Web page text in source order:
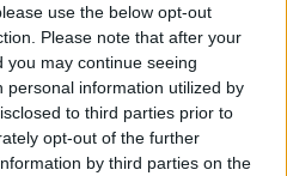
use the below opt-out
Please note that after your
may continue seeing
personal information utilized by
to third parties prior to
opt-out of the further
by third parties on the
¡imprime y colorea!
LEER